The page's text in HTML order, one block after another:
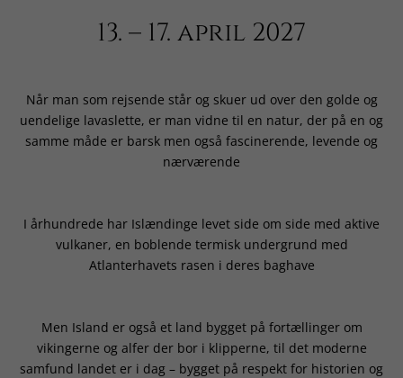
13. – 17. april 2027
Når man som rejsende står og skuer ud over den golde og
uendelige lavaslette, er man vidne til en natur, der på en og
samme måde er barsk men også fascinerende, levende og
nærværende
I århundrede har Islændinge levet side om side med aktive
vulkaner, en boblende termisk undergrund med
Atlanterhavets rasen i deres baghave
Men Island er også et land bygget på fortællinger om
vikingerne og alfer der bor i klipperne, til det moderne
samfund landet er i dag – bygget på respekt for historien og